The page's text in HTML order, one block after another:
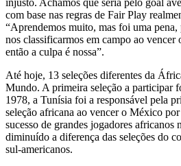
injusto. Achamos que seria pelo goal
com base nas regras de Fair Play
“Aprendemos muito, mas foi uma pena,
nos classificarmos em campo ao vencer
então a culpa é nossa”.
Até hoje, 13 seleções diferentes da
Mundo. A primeira seleção a participar
1978, a Tunísia foi a responsável pela
seleção africana ao vencer o México
sucesso de grandes jogadores africanos
diminuído a diferença das seleções do
sul-americanos.